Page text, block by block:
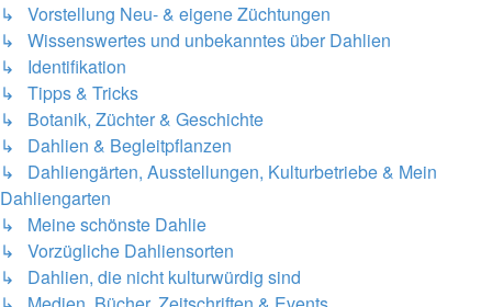
↳ Vorstellung Neu- & eigene Züchtungen
↳ Wissenswertes und unbekanntes über Dahlien
↳ Identifikation
↳ Tipps & Tricks
↳ Botanik, Züchter & Geschichte
↳ Dahlien & Begleitpflanzen
↳ Dahliengärten, Ausstellungen, Kulturbetriebe & Mein
Dahliengarten
↳ Meine schönste Dahlie
↳ Vorzügliche Dahliensorten
↳ Dahlien, die nicht kulturwürdig sind